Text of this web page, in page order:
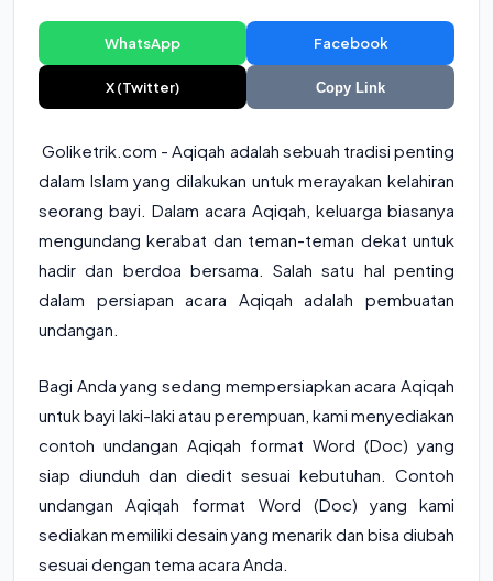
WhatsApp Facebook
X (Twitter) Copy Link
Goliketrik.com - Aqiqah adalah sebuah tradisi penting
dalam Islam yang dilakukan untuk merayakan kelahiran
seorang bayi. Dalam acara Aqiqah, keluarga biasanya
mengundang kerabat dan teman-teman dekat untuk
hadir dan berdoa bersama. Salah satu hal penting
dalam persiapan acara Aqiqah adalah pembuatan
undangan.
Bagi Anda yang sedang mempersiapkan acara Aqiqah
untuk bayi laki-laki atau perempuan, kami menyediakan
contoh undangan Aqiqah format Word (Doc) yang
siap diunduh dan diedit sesuai kebutuhan. Contoh
undangan Aqiqah format Word (Doc) yang kami
sediakan memiliki desain yang menarik dan bisa diubah
sesuai dengan tema acara Anda.